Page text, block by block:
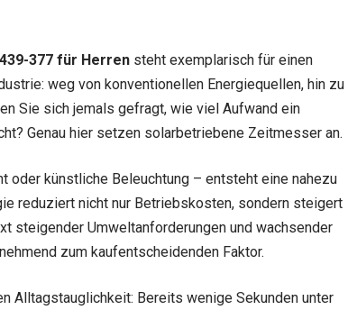
377 für Herren steht exemplarisch für einen
weg von konventionellen Energiequellen, hin zu
Sie sich jemals gefragt, wie viel Aufwand ein
Genau hier setzen solarbetriebene Zeitmesser an.
oder künstliche Beleuchtung – entsteht eine nahezu
reduziert nicht nur Betriebskosten, sondern steigert
steigender Umweltanforderungen und wachsender
zum kaufentscheidenden Faktor.
Alltagstauglichkeit: Bereits wenige Sekunden unter